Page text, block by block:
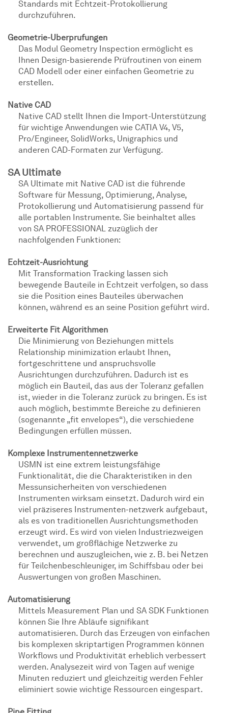
Standards mit Echtzeit-Protokollierung
durchzuführen.
Geometrie-Uberprufungen
Das Modul Geometry Inspection ermöglicht es
Ihnen Design-basierende Prüfroutinen von einem
CAD Modell oder einer einfachen Geometrie zu
erstellen.
Native CAD
Native CAD stellt Ihnen die Import-Unterstützung
für wichtige Anwendungen wie CATIA V4, V5,
Pro/Engineer, SolidWorks, Unigraphics und
anderen CAD-Formaten zur Verfügung.
SA Ultimate
SA Ultimate mit Native CAD ist die führende
Software für Messung, Optimierung, Analyse,
Protokollierung und Automatisierung passend für
alle portablen Instrumente. Sie beinhaltet alles
von SA PROFESSIONAL zuzüglich der
nachfolgenden Funktionen:
Echtzeit-Ausrichtung
Mit Transformation Tracking lassen sich
bewegende Bauteile in Echtzeit verfolgen, so dass
sie die Position eines Bauteiles überwachen
können, während es an seine Position geführt wird.
Erweiterte Fit Algorithmen
Die Minimierung von Beziehungen mittels
Relationship minimization erlaubt Ihnen,
fortgeschrittene und anspruchsvolle
Ausrichtungen durchzuführen. Dadurch ist es
möglich ein Bauteil, das aus der Toleranz gefallen
ist, wieder in die Toleranz zurück zu bringen. Es ist
auch möglich, bestimmte Bereiche zu definieren
(sogenannte „fit envelopes“), die verschiedene
Bedingungen erfüllen müssen.
Komplexe Instrumentennetzwerke
USMN ist eine extrem leistungsfähige
Funktionalität, die die Charakteristiken in den
Messunsicherheiten von verschiedenen
Instrumenten wirksam einsetzt. Dadurch wird ein
viel präziseres Instrumenten-netzwerk aufgebaut,
als es von traditionellen Ausrichtungsmethoden
erzeugt wird. Es wird von vielen Industriezweigen
verwendet, um großflächige Netzwerke zu
berechnen und auszugleichen, wie z. B. bei Netzen
für Teilchenbeschleuniger, im Schiffsbau oder bei
Auswertungen von großen Maschinen.
Automatisierung
Mittels Measurement Plan und SA SDK Funktionen
können Sie Ihre Abläufe signifikant
automatisieren. Durch das Erzeugen von einfachen
bis komplexen skriptartigen Programmen können
Workflows und Produktivität erheblich verbessert
werden. Analysezeit wird von Tagen auf wenige
Minuten reduziert und gleichzeitig werden Fehler
eliminiert sowie wichtige Ressourcen eingespart.